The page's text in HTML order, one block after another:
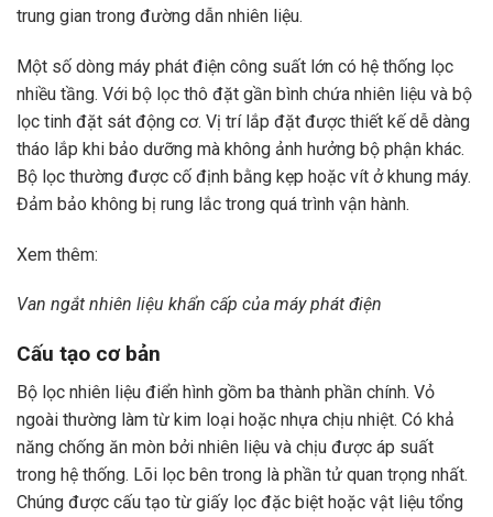
trung gian trong đường dẫn nhiên liệu.
Một số dòng máy phát điện công suất lớn có hệ thống lọc
nhiều tầng. Với bộ lọc thô đặt gần bình chứa nhiên liệu và bộ
lọc tinh đặt sát động cơ. Vị trí lắp đặt được thiết kế dễ dàng
tháo lắp khi bảo dưỡng mà không ảnh hưởng bộ phận khác.
Bộ lọc thường được cố định bằng kẹp hoặc vít ở khung máy.
Đảm bảo không bị rung lắc trong quá trình vận hành.
Xem thêm:
Van ngắt nhiên liệu khẩn cấp của máy phát điện
Cấu tạo cơ bản
Bộ lọc nhiên liệu điển hình gồm ba thành phần chính. Vỏ
ngoài thường làm từ kim loại hoặc nhựa chịu nhiệt. Có khả
năng chống ăn mòn bởi nhiên liệu và chịu được áp suất
trong hệ thống. Lõi lọc bên trong là phần tử quan trọng nhất.
Chúng được cấu tạo từ giấy lọc đặc biệt hoặc vật liệu tổng